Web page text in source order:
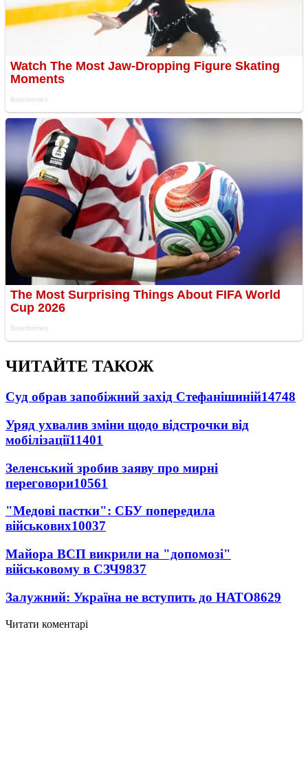
ЧИТАЙТЕ ТАКОЖ
Суд обрав запобіжний захід Стефанішиній14748
Уряд ухвалив зміни щодо відстрочки від
мобілізації11401
Зеленський зробив заяву про мирні
переговори10561
"Медові пастки": СБУ попередила
військових10037
Майора ВСП викрили на "допомозі"
військовому в СЗЧ9837
Залужний: Україна не вступить до НАТО8629
Читати коментарі